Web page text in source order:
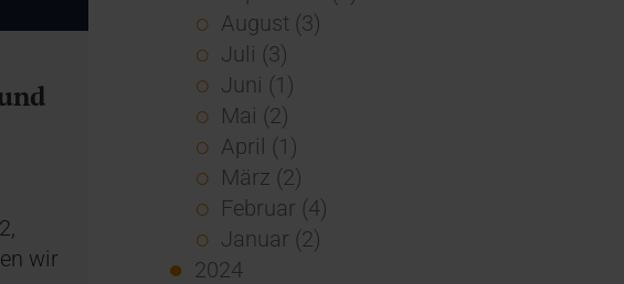
wir
August (3)
Juli (3)
Juni (1)
Mai (2)
April (1)
März (2)
Februar (4)
Januar (2)
2024